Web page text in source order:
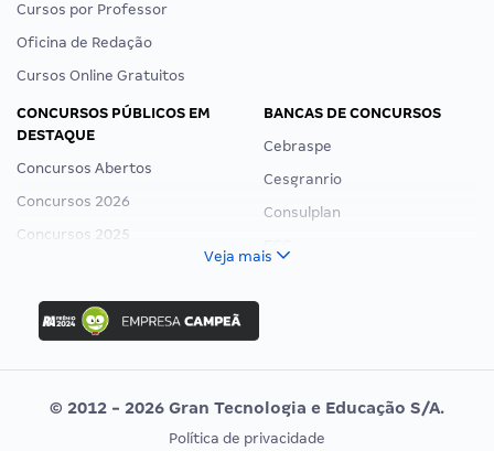
Cursos por Professor
Oficina de Redação
Cursos Online Gratuitos
CONCURSOS PÚBLICOS EM
DESTAQUE
Concursos Abertos
Concursos 2026
Concursos 2025
Concurso Nacional Unificado
Concurso Ibama
Concurso MPU
Editais publicados
BANCAS DE CONCURSOS
Cebraspe
Cesgranrio
Consulplan
Vunesp
Veja mais
© 2012 - 2026 Gran Tecnologia e Educação S/A.
Política de privacidade